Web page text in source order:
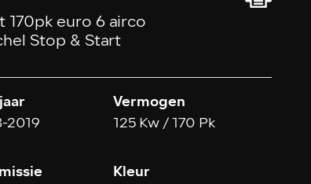
170pk euro 6 airco
Stop & Start
2019
Vermogen
125 Kw / 170 Pk
Kleur